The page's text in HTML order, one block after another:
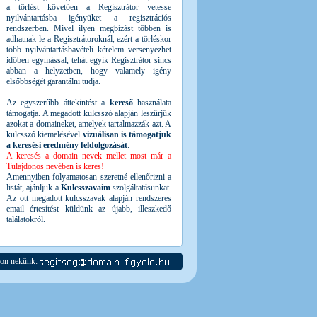
a törlést követően a Regisztrátor vetesse
nyilvántartásba igényüket a regisztrációs
rendszerben. Mivel ilyen megbízást többen is
adhatnak le a Regisztrátoroknál, ezért a törléskor
több nyilvántartásbavételi kérelem versenyezhet
időben egymással, tehát egyik Regisztrátor sincs
abban a helyzetben, hogy valamely igény
elsőbbségét garantálni tudja.
Az egyszerűbb áttekintést a keresőhasználata
támogatja. A megadott kulcsszó alapján leszűrjük
azokat a domaineket, amelyek tartalmazzák azt. A
kulcsszó kiemelésével vizuálisan is támogatjuk
a keresési eredmény feldolgozását.
A keresés a domain nevek mellet most már a
Tulajdonos nevében is keres!
Amennyiben folyamatosan szeretné ellenőrizni a
listát, ajánljuk a Kulcsszavaimszolgáltatásunkat.
Az ott megadott kulcsszavak alapján rendszeres
email értesítést küldünk az újabb, illeszkedő
találatokról.
nekünk: